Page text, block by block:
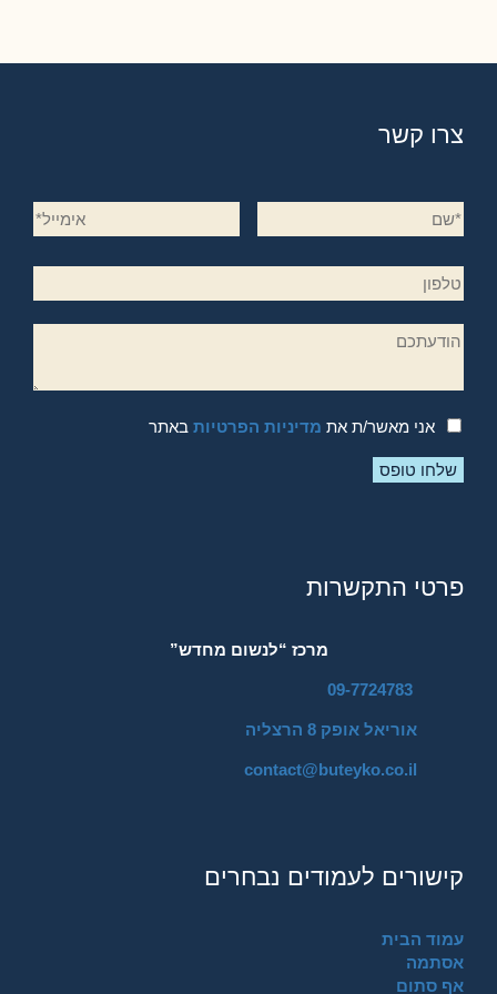
צרו קשר
אני מאשר/ת את מדיניות הפרטיות באתר
פרטי התקשרות
מרכז “לנשום מחדש”
09-7724783
אוריאל אופק 8 הרצליה
contact@buteyko.co.il
קישורים לעמודים נבחרים
עמוד הבית
אסתמה
אף סתום